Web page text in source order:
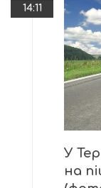
14:11
У
на